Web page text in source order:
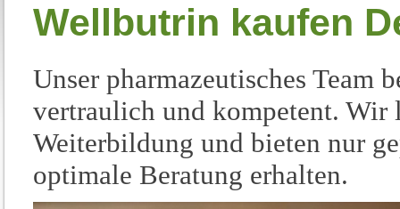
Wellbutrin kaufen
Unser pharmazeutisches Team
vertraulich und kompetent.
Weiterbildung und bieten nur
optimale Beratung erhalten.